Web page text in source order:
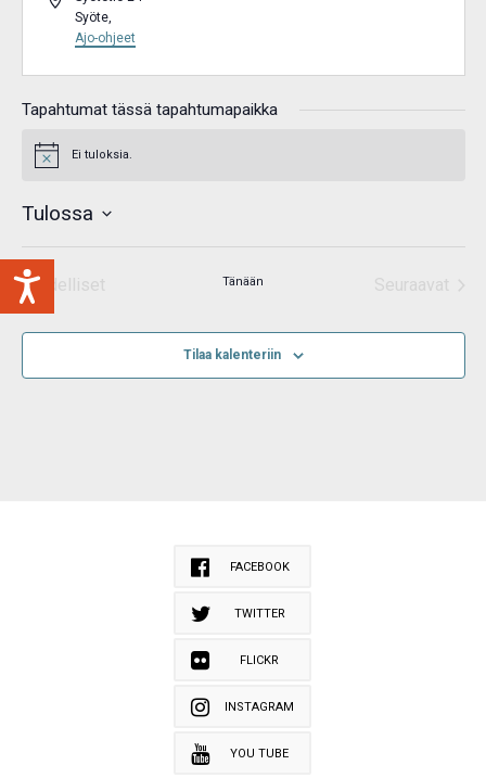
Syöte,
Ajo-ohjeet
Tapahtumat tässä tapahtumapaikka
Notice Ei tuloksia.
Tulossa
Valitse
päivä.
Edelliset
Tänään
Seuraavat
Tilaa kalenteriin
FACEBOOK
TWITTER
FLICKR
INSTAGRAM
YOU TUBE